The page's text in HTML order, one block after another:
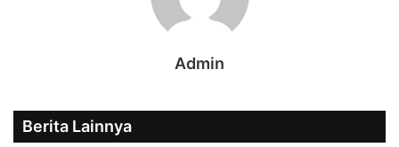
Admin
Berita Lainnya